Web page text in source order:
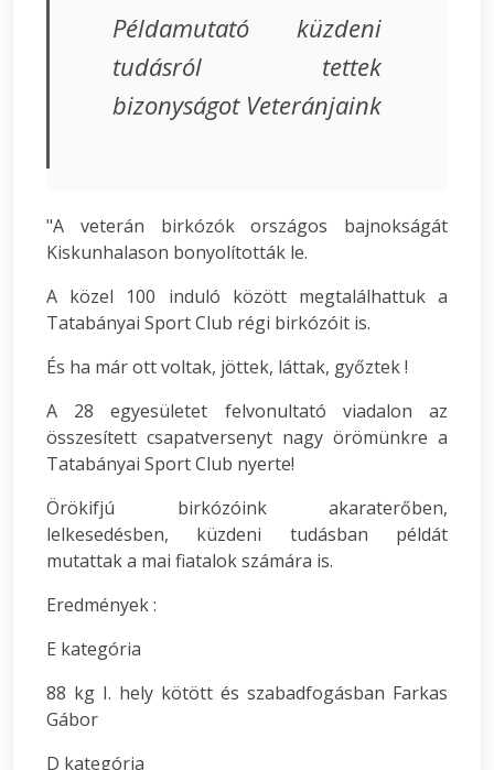
Példamutató küzdeni
tudásról tettek
bizonyságot Veteránjaink
"A veterán birkózók országos bajnokságát
Kiskunhalason bonyolították le.
A közel 100 induló között megtalálhattuk a
Tatabányai Sport Club régi birkózóit is.
És ha már ott voltak, jöttek, láttak, győztek !
A 28 egyesületet felvonultató viadalon az
összesített csapatversenyt nagy örömünkre a
Tatabányai Sport Club nyerte!
Örökifjú birkózóink akaraterőben,
lelkesedésben, küzdeni tudásban példát
mutattak a mai fiatalok számára is.
Eredmények :
E kategória
88 kg I. hely kötött és szabadfogásban Farkas
Gábor
D kategória